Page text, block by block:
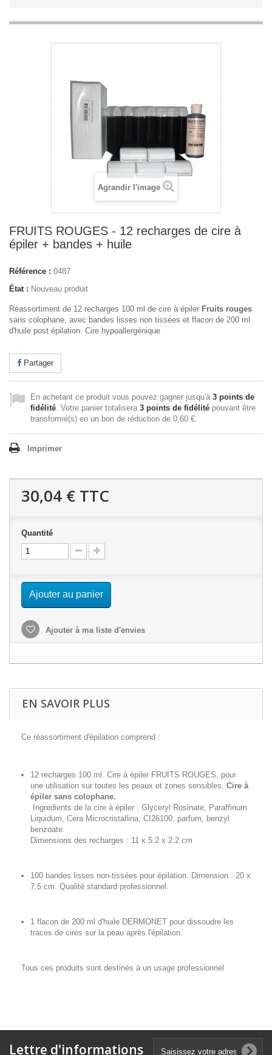
Agrandir l'image
FRUITS ROUGES - 12 recharges de cire à
épiler + bandes + huile
Référence : 0487
État : Nouveau produit
Réassortiment de 12 recharges 100 ml de cire à épiler Fruits rouges
sans colophane, avec bandes lisses non tissées et flacon de 200 ml
d'huile post épilation. Cire hypoallergénique
Partager
En achetant ce produit vous pouvez gagner jusqu'à 3 points de
fidélité. Votre panier totalisera 3 points de fidélité pouvant être
transformé(s) en un bon de réduction de 0,60 €.
Imprimer
30,04 € TTC
Quantité
Ajouter au panier
Ajouter à ma liste d'envies
EN SAVOIR PLUS
Ce réassortiment d'épilation comprend :
12 recharges 100 ml. Cire à épiler FRUITS ROUGES, pour
une utilisation sur toutes les peaux et zones sensibles. Cire à
épiler sans colophane.
Ingredients de la cire à épiler : Glyceryl Rosinate, Paraffinum
Liquidum, Cera Microcristallina, CI26100, parfum, benzyl
benzoate.
Dimensions des recharges : 11 x 5.2 x 2.2 cm
100 bandes lisses non-tissées pour épilation. Dimension : 20 x
7.5 cm. Qualité standard professionnel.
1 flacon de 200 ml d'huile DERMONET pour dissoudre les
traces de cires sur la peau après l'épilation.
Tous ces produits sont destinés à un usage professionnel
Lettre d'informations